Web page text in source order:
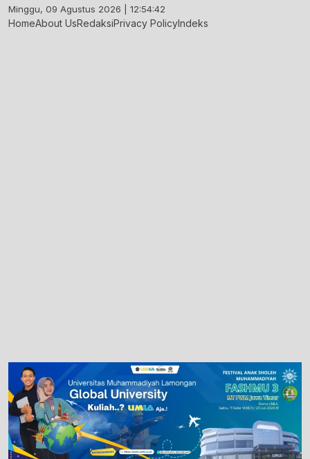
Skip
to
Minggu, 09 Agustus 2026 | 12:54:43
HomeAbout UsRedaksiPrivacy PolicyIndeks